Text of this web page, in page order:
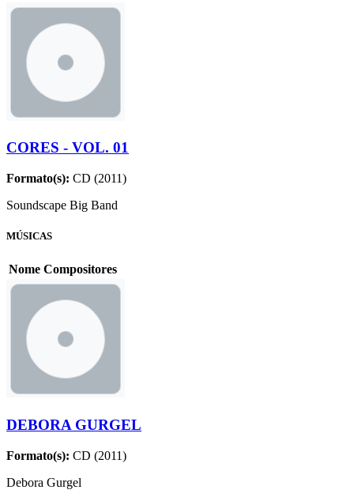
CORES - VOL. 01
Formato(s): CD (2011)
Soundscape Big Band
MÚSICAS
Nome Compositores
DEBORA GURGEL
Formato(s): CD (2011)
Debora Gurgel